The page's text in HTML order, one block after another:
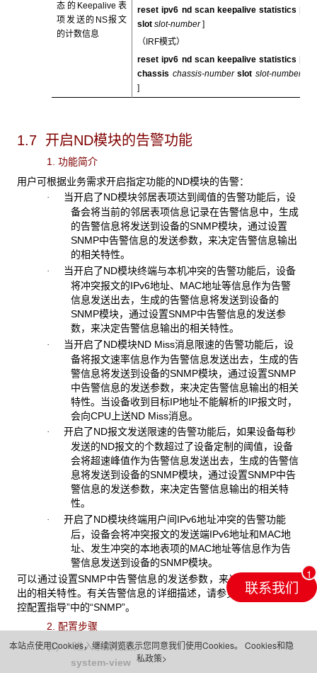
态的Keepalive表
项发送的NS报文
的计数信息
reset ipv6 nd scan keepalive statistics [
slot slot-number ]
（IRF模式）
reset ipv6 nd scan keepalive statistics
chassis chassis-number slot slot-number
]
1.7 开启ND模块的告警功能
1. 功能简介
用户可根据业务需求开启指定功能的ND模块的告警：
· 当开启了ND模块邻居表项达到阈值的告警功能后，设
备会将当前的邻居表项信息记录在告警信息中，生成
的告警信息将发送到设备的SNMP模块，通过设置
SNMP中告警信息的发送参数，来决定告警信息输出
的相关特性。
· 当开启了ND模块终端与本机冲突的告警功能后，设备
将冲突报文的IPv6地址、MAC地址等信息作为告警
信息发送出去，生成的告警信息将发送到设备的
SNMP模块，通过设置SNMP中告警信息的发送参
数，来决定告警信息输出的相关特性。
· 当开启了ND模块ND Miss消息限速的告警功能后，设
备将报文速率信息作为告警信息发送出去，生成的告
警信息将发送到设备的SNMP模块，通过设置SNMP
中告警信息的发送参数，来决定告警信息输出的相关
特性。当设备收到目标IP地址不能解析的IP报文时，
会向CPU上送ND Miss消息。
· 开启了ND报文发送限速的告警功能后，如果设备每秒
发送的ND报文的个数超过了设备定制的阈值，设备
会将超速峰值作为告警信息发送出去，生成的告警信
息将发送到设备的SNMP模块，通过设置SNMP中告
警信息的发送参数，来决定告警信息输出的相关特
性。
· 开启了ND模块终端用户间IPv6地址冲突的告警功能
后，设备会将冲突报文的发送端IPv6地址和MAC地
址、发生冲突的本地表项的MAC地址等信息作为告
警信息发送到设备的SNMP模块。
可以通过设置SNMP中告警信息的发送参数，来决定告警信息输
出的相关特性。有关告警信息的详细描述，请参见“网络管理和监
控配置指导”中的“SNMP”。
2. 配置步骤
(1) 进入系统视图。
system-view
联系我们
本站点使用Cookies，继续浏览表示您同意我们使用Cookies。 Cookies和隐
私政策>